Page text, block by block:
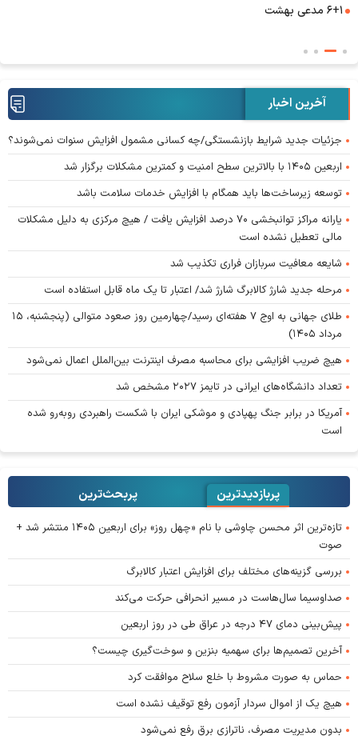
۶+۱ مدعی بهشت
آخرین اخبار
جزئیات جدید شرایط بازنشستگی/چه کسانی مشمول افزایش سنوات نمی‌شوند؟
اربعین ۱۴۰۵ با بالاترین سطح امنیت و کمترین مشکلات برگزار شد
توسعه زیرساخت‌ها باید همگام با افزایش خدمات سلامت باشد
یارانه مراکز توانبخشی ۷۰ درصد افزایش یافت / هیچ مرکزی به دلیل مشکلات
مالی تعطیل نشده است
شایعه معافیت سربازان فراری تکذیب شد
مرحله جدید شارژ کالابرگ شارژ شد/ اعتبار تا یک ماه قابل استفاده است
طلای جهانی به اوج ۷ هفته‌ای رسید/چهارمین روز صعود متوالی (پنجشنبه، ۱۵
مرداد ۱۴۰۵)
هیچ ضریب افزایشی برای محاسبه مصرف اینترنت بین‌الملل اعمال نمی‌شود
تعداد دانشگاه‌های ایرانی در تایمز ۲۰۲۷ مشخص شد
آمریکا در برابر جنگ پهپادی و موشکی ایران با شکست راهبردی روبه‌رو شده
است
پربازدیدترین پربحث‌ترین‌
تازه‌ترین اثر محسن چاوشی با نام «چهل روز» برای اربعین ۱۴۰۵ منتشر شد +
صوت
بررسی گزینه‌های مختلف برای افزایش اعتبار کالابرگ
صداوسیما سال‌هاست در مسیر انحرافی حرکت می‌کند
پیش‌بینی دمای ۴۷ درجه در عراق طی در روز اربعین
آخرین تصمیم‌ها برای سهمیه بنزین و سوخت‌گیری چیست؟
حماس به صورت مشروط با خلع سلاح موافقت کرد
هیچ یک از اموال سردار آزمون رفع توقیف نشده است
بدون مدیریت مصرف، ناترازی برق رفع نمی‌شود